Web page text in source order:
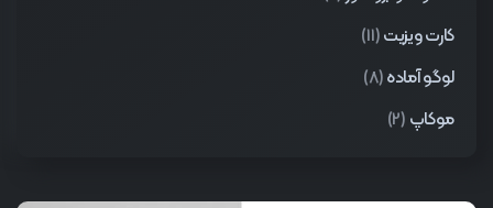
کارت ویزیت(11)
لوگو آماده(8)
موکاپ (2)